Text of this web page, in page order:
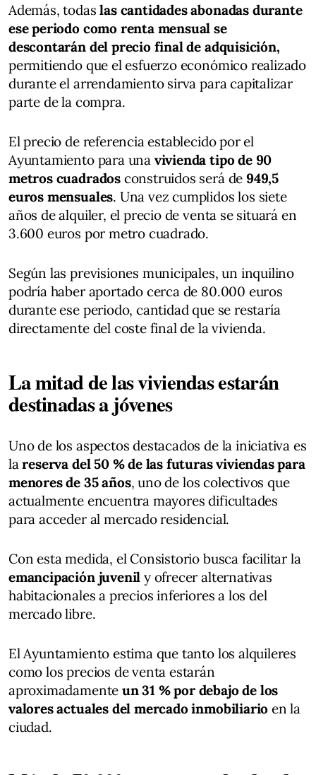
Además, todas las cantidades abonadas durante
ese periodo como renta mensual se
descontarán del precio final de adquisición,
permitiendo que el esfuerzo económico realizado
durante el arrendamiento sirva para capitalizar
parte de la compra.
El precio de referencia establecido por el
Ayuntamiento para una vivienda tipo de 90
metros cuadradosconstruidos será de 949,5
euros mensuales. Una vez cumplidos los siete
años de alquiler, el precio de venta se situará en
3.600 euros por metro cuadrado.
Según las previsiones municipales, un inquilino
podría haber aportado cerca de 80.000 euros
durante ese periodo, cantidad que se restaría
directamente del coste final de la vivienda.
La mitad de las viviendas estarán
destinadas a jóvenes
Uno de los aspectos destacados de la iniciativa es
lareserva del 50 % de las futuras viviendas para
menores de 35 años, uno de los colectivos que
actualmente encuentra mayores dificultades
para acceder al mercado residencial.
Con esta medida, el Consistorio busca facilitar la
emancipación juvenil y ofrecer alternativas
habitacionales a precios inferiores a los del
mercado libre.
El Ayuntamiento estima que tanto los alquileres
como los precios de venta estarán
aproximadamente un 31 % por debajo de los
valores actuales del mercado inmobiliarioen la
ciudad.